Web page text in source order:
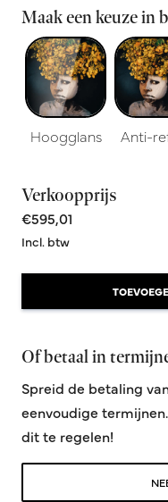
Maak een keuze in
Hoogglans Anti-
Verkoopprijs
€595,01
Incl. btw
Of betaal in
Spreid de betaling
eenvoudige
dit te regelen!